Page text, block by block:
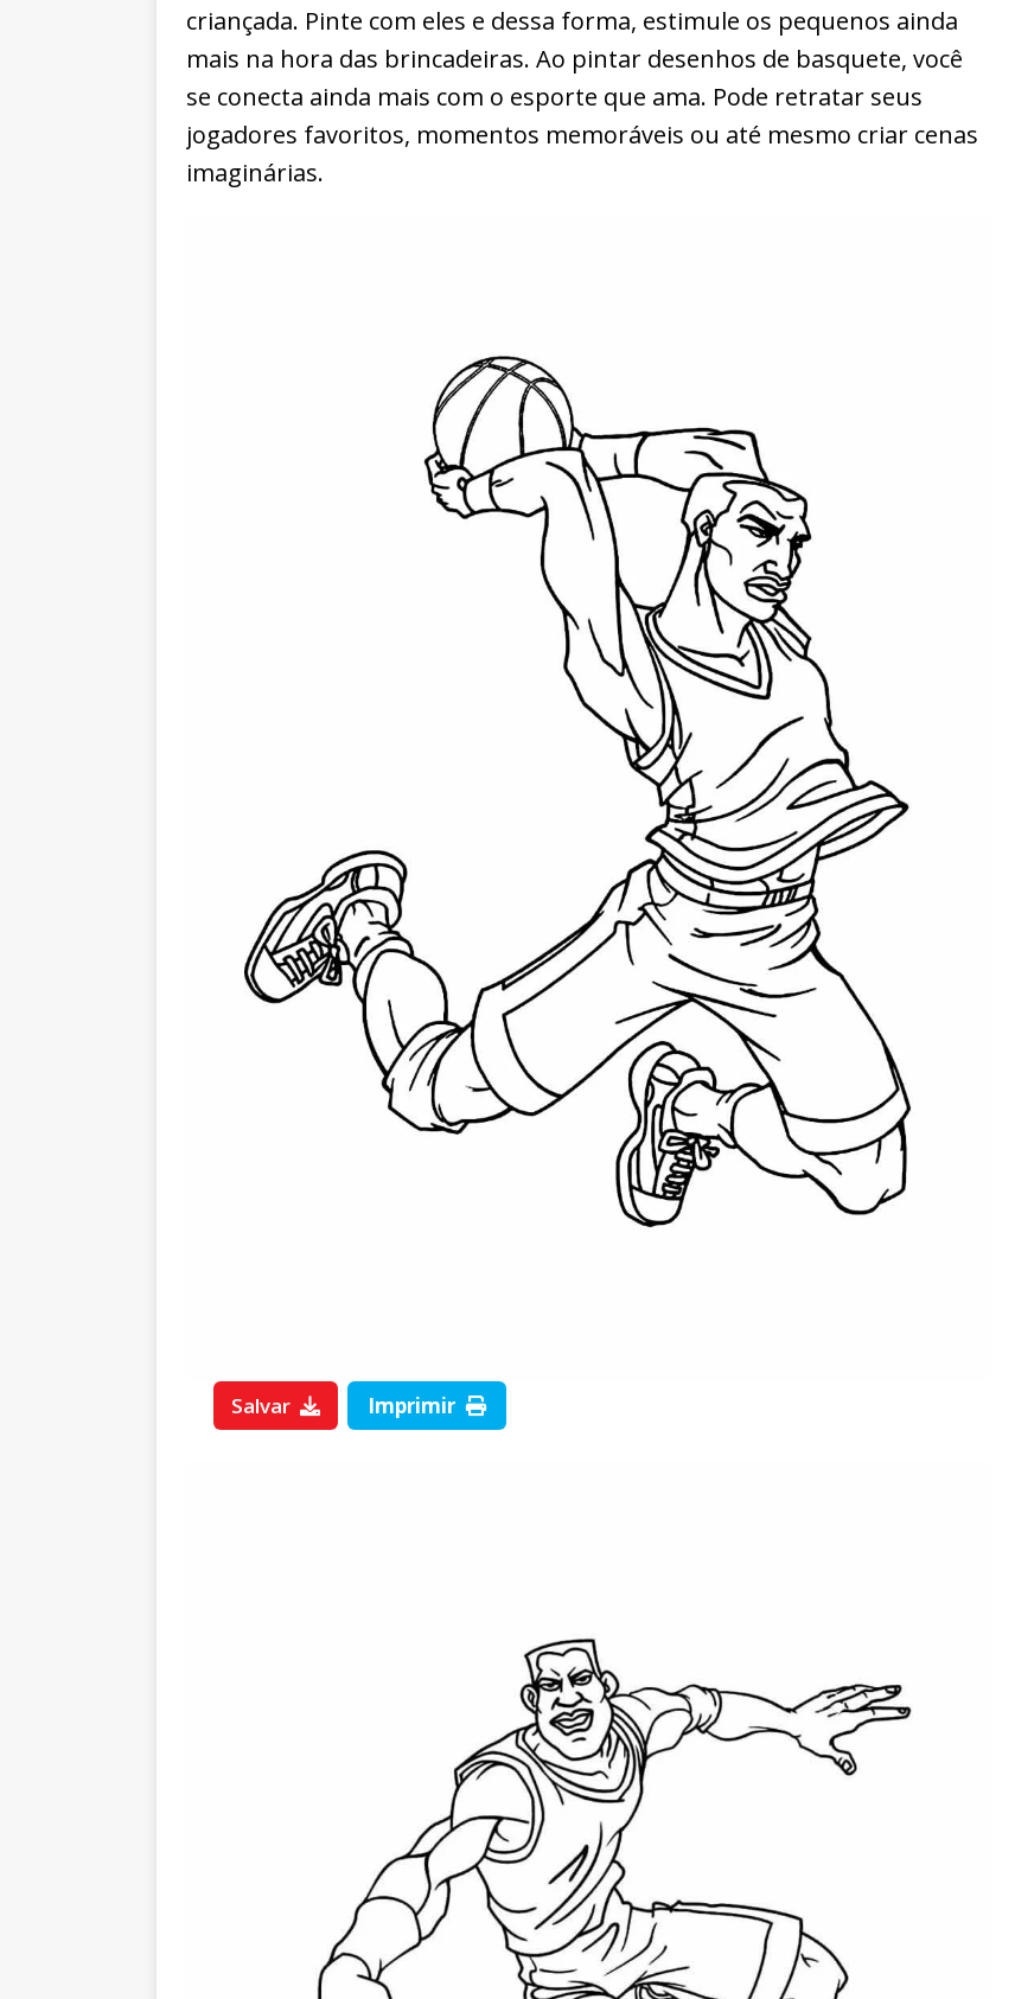
criançada. Pinte com eles e dessa forma, estimule os pequenos ainda
mais na hora das brincadeiras. Ao pintar desenhos de basquete, você
se conecta ainda mais com o esporte que ama. Pode retratar seus
jogadores favoritos, momentos memoráveis ou até mesmo criar cenas
imaginárias.
Salvar Imprimir